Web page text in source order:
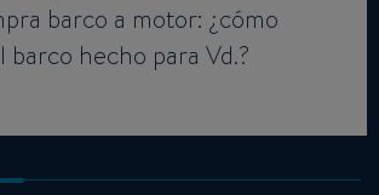
barco a motor: ¿cómo
hecho para Vd.?